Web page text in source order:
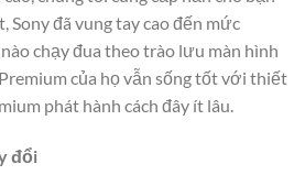
Sony đã vung tay cao đến mức
chạy đua theo trào lưu màn hình
của họ vẫn sống tốt với thiết
phát hành cách đây ít lâu.
đổi